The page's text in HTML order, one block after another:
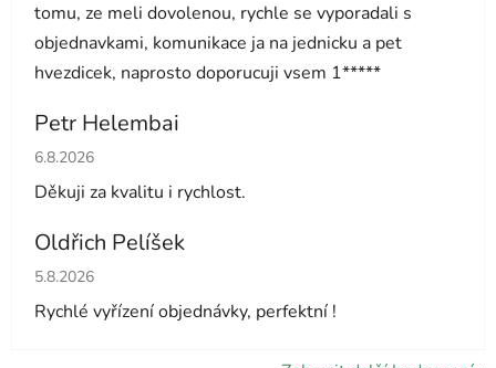
tomu, ze meli dovolenou, rychle se vyporadali s
objednavkami, komunikace ja na jednicku a pet
hvezdicek, naprosto doporucuji vsem 1*****
Petr Helembai
Hodnocení obchodu je 5 z 5 hvězdiček.
6.8.2026
Děkuji za kvalitu i rychlost.
Oldřich Pelíšek
Hodnocení obchodu je 5 z 5 hvězdiček.
5.8.2026
Rychlé vyřízení objednávky, perfektní !